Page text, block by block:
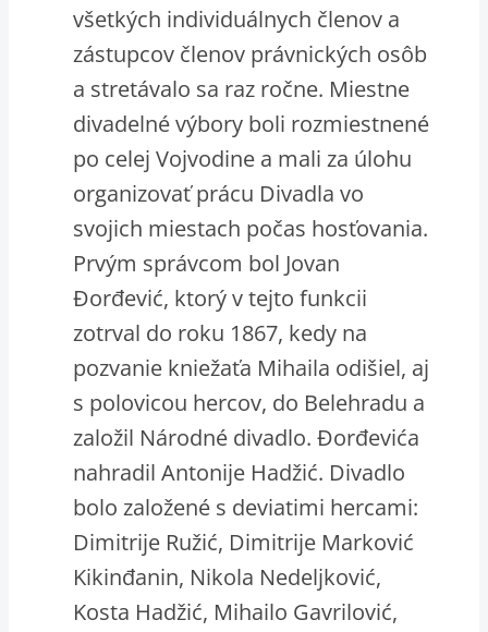
všetkých individuálnych členov a
zástupcov členov právnických osôb
a stretávalo sa raz ročne. Miestne
divadelné výbory boli rozmiestnené
po celej Vojvodine a mali za úlohu
organizovať prácu Divadla vo
svojich miestach počas hosťovania.
Prvým správcom bol Jovan
Đorđević, ktorý v tejto funkcii
zotrval do roku 1867, kedy na
pozvanie kniežaťa Mihaila odišiel, aj
s polovicou hercov, do Belehradu a
založil Národné divadlo. Đorđevića
nahradil Antonije Hadžić. Divadlo
bolo založené s deviatimi hercami:
Dimitrije Ružić, Dimitrije Marković
Kikinđanin, Nikola Nedeljković,
Kosta Hadžić, Mihailo Gavrilović,